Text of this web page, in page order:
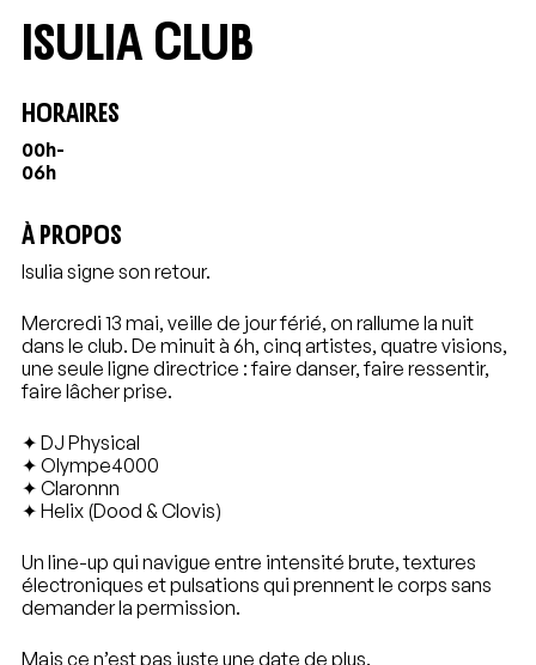
Isulia Club
HORAIRES
00h-
06h
À PROPOS
Isulia signe son retour.
Mercredi 13 mai, veille de jour férié, on rallume la nuit
dans le club. De minuit à 6h, cinq artistes, quatre visions,
une seule ligne directrice : faire danser, faire ressentir,
faire lâcher prise.
✦ DJ Physical
✦ Olympe4000
✦ Claronnn
✦ Helix (Dood & Clovis)
Un line-up qui navigue entre intensité brute, textures
électroniques et pulsations qui prennent le corps sans
demander la permission.
Mais ce n’est pas juste une date de plus.